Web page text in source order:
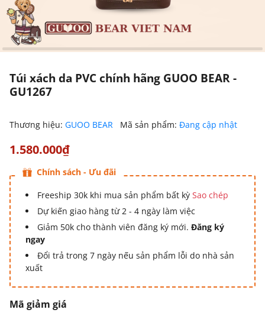
Túi xách da PVC chính hãng GUOO BEAR -
GU1267
Thương hiệu: GUOO BEAR Mã sản phẩm: Đang cập nhật
1.580.000₫
Chính sách - Ưu đãi
Freeship 30k khi mua sản phẩm bất kỳ Sao chép
Dự kiến giao hàng từ 2 - 4 ngày làm việc
Giảm 50k cho thành viên đăng ký mới. Đăng ký
ngay
Đổi trả trong 7 ngày nếu sản phẩm lỗi do nhà sản
xuất
Mã giảm giá